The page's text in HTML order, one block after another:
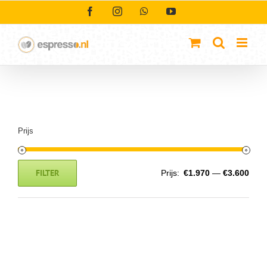
FacebookInstagramWhatsAppYouTube
Prijs
FILTER Prijs: €1.970 — €3.600